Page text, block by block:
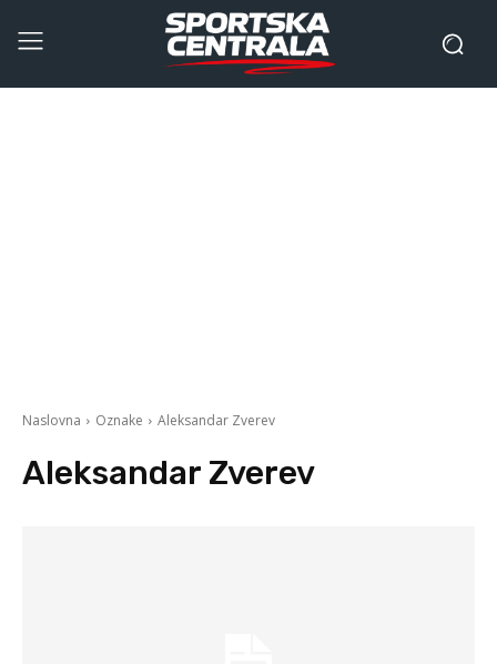
Naslovna Oznake Aleksandar Zverev
Aleksandar Zverev